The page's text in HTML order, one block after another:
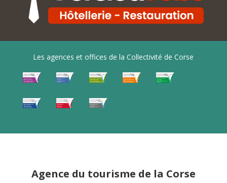
Les agences et offices de la Collectivité de Corse
Agence du tourisme de la Corse